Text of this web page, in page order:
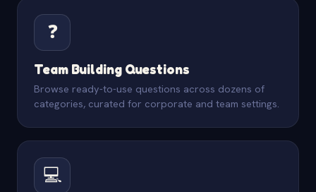
❓
Team Building Questions
Browse ready-to-use questions across dozens of
categories, curated for corporate and team settings.
💻